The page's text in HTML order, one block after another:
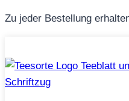
Zum
Zu jeder Bestellung